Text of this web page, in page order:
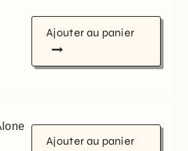
Ajouter au panier
Ajouter au panier